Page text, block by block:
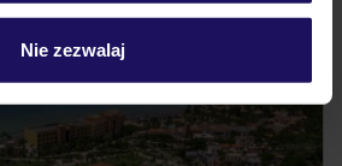
Nie zezwalaj